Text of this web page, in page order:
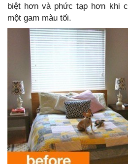
biệt hơn và phức tạp hơn khi
một gam màu tối.